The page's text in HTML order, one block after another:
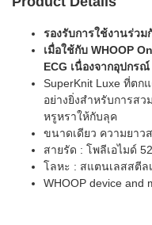
รองรับการใช้งานร่วม
เมื่อใช้กับ WHOOP
ECG เนื่องจากอุปกร
SuperKnit Luxe ที่ตก
อย่างยิ่งสำหรับการสว
หรูหราให้กับลุค
ขนาดเดียว ความยาว
สายรัด : โพลีเอไมด์
โลหะ : สแตนเลสสตีล
WHOOP device and